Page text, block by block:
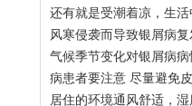
还有就是受潮着凉，生
风寒侵袭而导致银屑病
气候季节变化对银屑病
病患者要注意 尽量避免
居住的环境通风舒适，